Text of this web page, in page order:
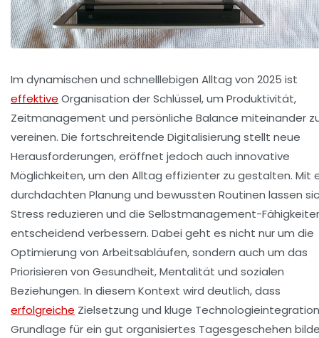
Im dynamischen und schnelllebigen Alltag von 2025 ist
effektive Organisation der Schlüssel, um Produktivität,
Zeitmanagement und persönliche Balance miteinander
vereinen. Die fortschreitende Digitalisierung stellt neue
Herausforderungen, eröffnet jedoch auch innovative
Möglichkeiten, um den Alltag effizienter zu gestalten. Mit
durchdachten Planung und bewussten Routinen lassen
Stress reduzieren und die Selbstmanagement-
entscheidend verbessern. Dabei geht es nicht nur um die
Optimierung von Arbeitsabläufen, sondern auch um das
Priorisieren von Gesundheit, Mentalität und sozialen
Beziehungen. In diesem Kontext wird deutlich, dass
erfolgreiche Zielsetzung und kluge
Grundlage für ein gut organisiertes Tagesgeschehen